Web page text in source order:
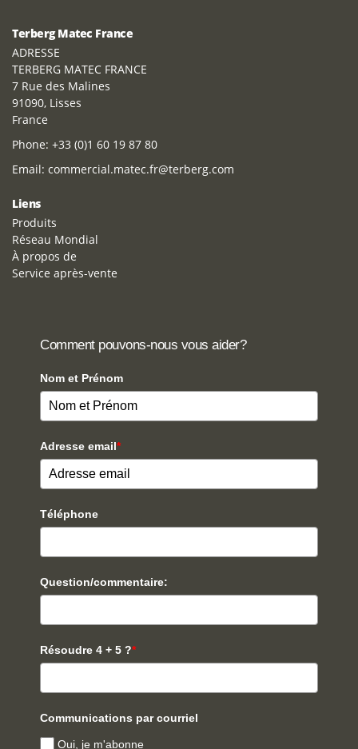
Terberg Matec France
ADRESSE
TERBERG MATEC FRANCE
7 Rue des Malines
91090, Lisses
France
Phone: +33 (0)1 60 19 87 80
Email: commercial.matec.fr@terberg.com
Liens
Produits
Réseau Mondial
À propos de
Service après-vente
Comment pouvons-nous vous aider?
Nom et Prénom
Adresse email*
Téléphone
Question/commentaire:
Résoudre 4 + 5 ?*
Communications par courriel
Oui, je m'abonne